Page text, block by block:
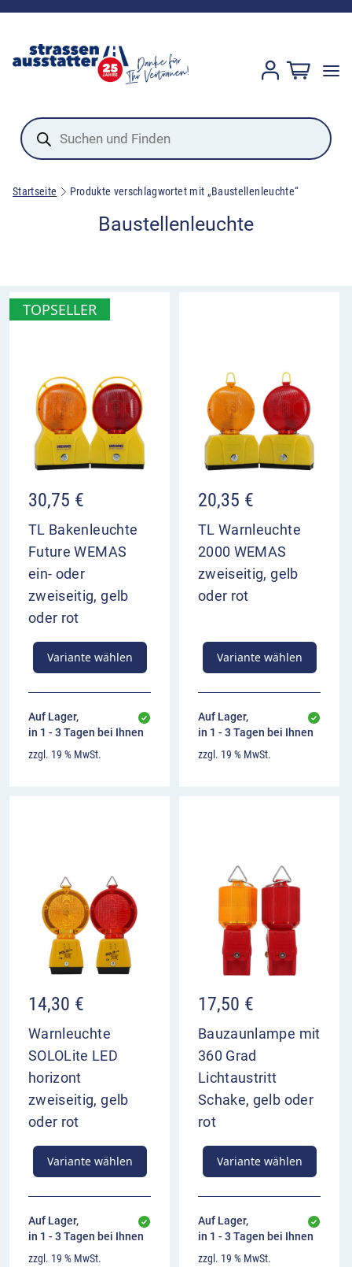
Products
search
Startseite Produkte verschlagwortet mit „Baustellenleuchte“
Baustellenleuchte
TOPSELLER
30,75 €
TL Bakenleuchte
Future WEMAS
ein- oder
zweiseitig, gelb
oder rot
Variante wählen
Auf Lager,
in 1 - 3 Tagen bei Ihnen
zzgl. 19 % MwSt.
20,35 €
TL Warnleuchte
2000 WEMAS
zweiseitig, gelb
oder rot
Variante wählen
Auf Lager,
in 1 - 3 Tagen bei Ihnen
zzgl. 19 % MwSt.
14,30 €
Warnleuchte
SOLOLite LED
horizont
zweiseitig, gelb
oder rot
Variante wählen
Auf Lager,
in 1 - 3 Tagen bei Ihnen
zzgl. 19 % MwSt.
17,50 €
Bauzaunlampe mit
360 Grad
Lichtaustritt
Schake, gelb oder
rot
Variante wählen
Auf Lager,
in 1 - 3 Tagen bei Ihnen
zzgl. 19 % MwSt.